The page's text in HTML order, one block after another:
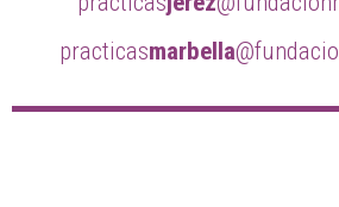
practicasmarbella